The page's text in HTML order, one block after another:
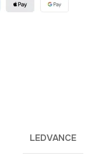
LEDVANCE